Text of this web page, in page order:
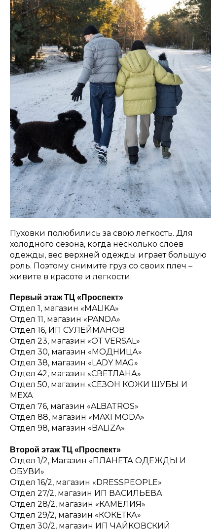
Пуховки полюбились за свою легкость. Для
холодного сезона, когда несколько слоев
одежды, вес верхней одежды играет большую
роль. Поэтому снимите груз со своих плеч –
живите в красоте и легкости.
Первый этаж ТЦ «Проспект»
Отдел 1, магазин «MALIKA»
Отдел 11, магазин «PANDA»
Отдел 16, ИП СУЛЕЙМАНОВ
Отдел 23, магазин «ОТ VERSAL»
Отдел 30, магазин «МОДНИЦА»
Отдел 38, магазин «LADY MAG»
Отдел 42, магазин «СВЕТЛАНА»
Отдел 50, магазин «СЕЗОН КОЖИ ШУБЫ И
МЕХА
Отдел 76, магазин «ALBATROS»
Отдел 88, магазин «MAXI MODA»
Отдел 98, магазин «BALIZA»
Второй этаж ТЦ «Проспект»
Отдел 1/2, Магазин «ПЛАНЕТА ОДЕЖДЫ И
ОБУВИ»
Отдел 16/2, магазин «DRESSPEOPLE»
Отдел 27/2, магазин ИП ВАСИЛЬЕВА
Отдел 28/2, магазин «КАМЕЛИЯ»
Отдел 29/2, магазин «КОКЕТКА»
Отдел 30/2, магазин ИП ЧАЙКОВСКИЙ